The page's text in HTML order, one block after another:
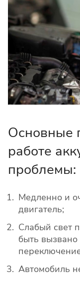
Основные
работе
проблемы:
Медленно и
двигатель;
Слабый свет
быть
Автомобиль